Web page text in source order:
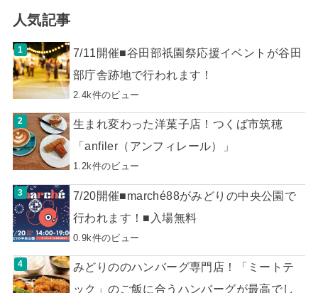
人気記事
7/11開催■谷田部祇園祭応援イベントが谷田
部庁舎跡地で行われます！
2.4k件のビュー
生まれ変わった洋菓子店！つくば市筑穂
「anfiler（アンフィレール）」
1.2k件のビュー
7/20開催■marché88がみどりの中央公園で
行われます！■入場無料
0.9k件のビュー
みどりののハンバーグ専門店！「ミートテ
ック」のご飯に合うハンバーグが最高でし